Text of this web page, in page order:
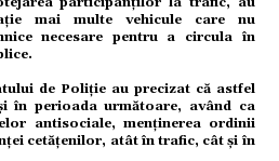
mai multe vehicule care nu
necesare pentru a circula în
de Poliție au precizat că astfel
în perioada următoare, având ca
antisociale, menținerea ordinii
cetățenilor, atât în trafic, cât și în